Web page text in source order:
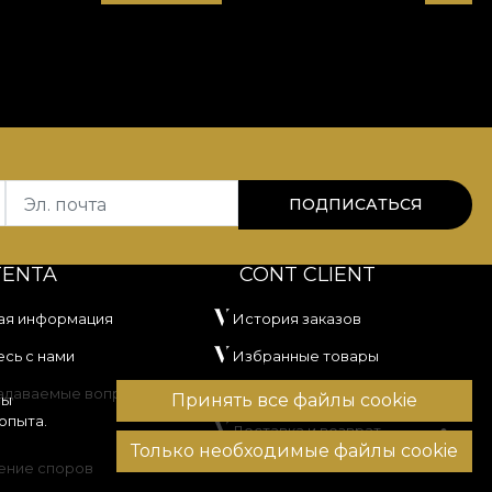
Принять все файлы cookie
Только необходимые файлы cookie
Эл. почта ПОДПИСАТЬСЯ
информация
с нами
вопросы
споров
CONT CLIENT
История заказов
Избранные товары
Способы оплаты
Доставка и возврат